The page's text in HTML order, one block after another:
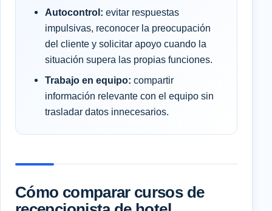
Autocontrol: evitar respuestas
impulsivas, reconocer la preocupación
del cliente y solicitar apoyo cuando la
situación supera las propias funciones.
Trabajo en equipo: compartir
información relevante con el equipo sin
trasladar datos innecesarios.
Cómo comparar cursos de